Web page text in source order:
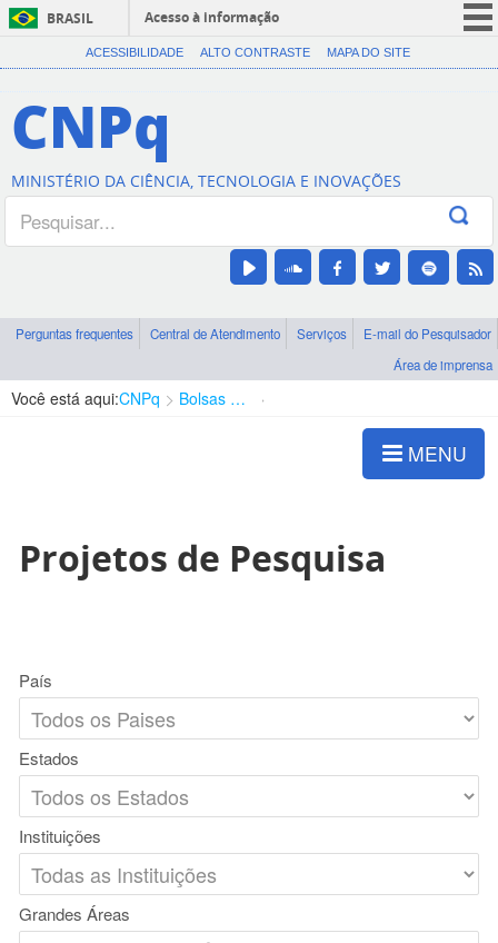
BRASIL
Acesso à informação
CORONAVÍRUS (COVID-19)
Canais
ACESSIBILIDADE ALTO CONTRASTE MAPA DO SITE
CNPq
MINISTÉRIO DA CIÊNCIA, TECNOLOGIA E INOVAÇÕES
Perguntas frequentes Central de Atendimento Serviços
E-mail do Pesquisador
Área de imprensa
Você está aqui:CNPq Bolsas e Auxílios Vigentes
MENU
Projetos de Pesquisa
País
Estados
Instituições
Grandes Áreas